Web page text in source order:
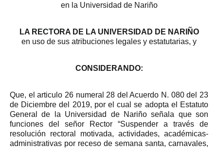
en la Universidad de Nariño
LA RECTORA DE LA UNIVERSIDAD DE NARIÑO
en uso de sus atribuciones legales y estatutarias, y
CONSIDERANDO:
Que, el articulo 26 numeral 28 del Acuerdo N. 080 del 23
de Diciembre del 2019, por el cual se adopta el Estatuto
General de la Universidad de Nariño señala que son
funciones del señor Rector “Suspender a través de
resolución rectoral motivada, actividades, académicas-
administrativas por receso de semana santa, carnavales,